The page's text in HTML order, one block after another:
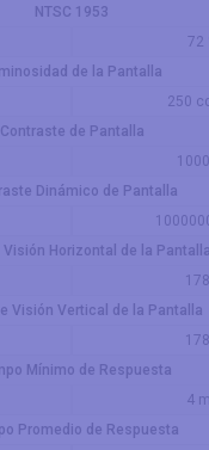
NTSC 1953
72
de la Pantalla
250
Contraste de Pantalla
1000
Dinámico de Pantalla
Visión Horizontal de la Pantalla
Visión Vertical de la Pantalla
Mínimo de Respuesta
4
Promedio de Respuesta